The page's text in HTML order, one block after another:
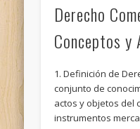
Derecho
Conceptos y
1. Definición de
conjunto de
actos y objetos del
instrumentos